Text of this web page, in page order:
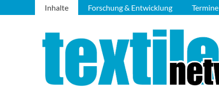
Inhalte Forschung & Entwicklung Termine